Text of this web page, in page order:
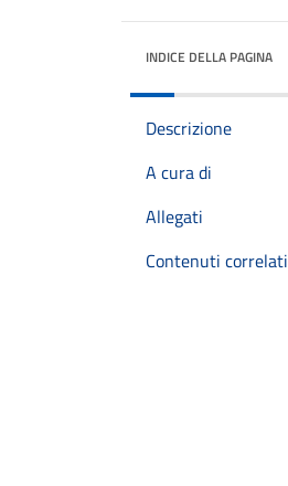
INDICE DELLA PAGINA
Descrizione
A cura di
Allegati
Contenuti correlati